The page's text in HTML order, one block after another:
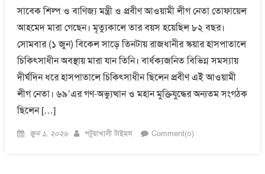
সাবেক শিল্প ও বাণিজ্য মন্ত্রী ও প্রবীণ আওয়ামী লীগ নেতা তোফায়েল
আহমেদ মারা গেছেন। মৃত্যুকালে তার বয়স হয়েছিল ৮২ বছর।
সোমবার (১ জুন) বিকেল সাড়ে তিনটায় রাজধানীর স্কয়ার হাসপাতালে
চিকিৎসাধীন অবস্থায় মারা যান তিনি। বার্ধক্যজনিত বিভিন্ন সমস্যায়
দীর্ঘদিন ধরে হাসপাতালে চিকিৎসাধীন ছিলেন প্রবীণ এই আওয়ামী
লীগ নেতা। ৬৯’এর গণ-অভ্যুত্থান ও মহান মুক্তিযুদ্ধের অন্যতম সংগঠক
ছিলেন […]
Posted
জুন ১, ২০২৬ Author
পটুয়াখালী টাইমস Comment(০)